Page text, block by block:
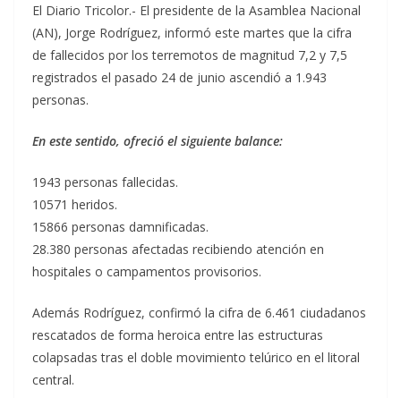
El Diario Tricolor.- El presidente de la Asamblea Nacional
(AN), Jorge Rodríguez, informó este martes que la cifra
de fallecidos por los terremotos de magnitud 7,2 y 7,5
registrados el pasado 24 de junio ascendió a 1.943
personas.
En este sentido, ofreció el siguiente balance:
1943 personas fallecidas.
10571 heridos.
15866 personas damnificadas.
28.380 personas afectadas recibiendo atención en
hospitales o campamentos provisorios.
Además Rodríguez, confirmó la cifra de 6.461 ciudadanos
rescatados de forma heroica entre las estructuras
colapsadas tras el doble movimiento telúrico en el litoral
central.